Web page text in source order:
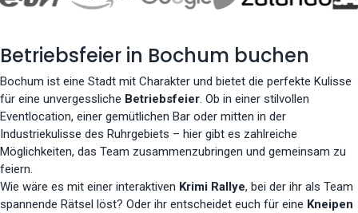
Betriebsfeier in Bochum buchen
Bochum ist eine Stadt mit Charakter und bietet die perfekte Kulisse
für eine unvergessliche Betriebsfeier. Ob in einer stilvollen
Eventlocation, einer gemütlichen Bar oder mitten in der
Industriekulisse des Ruhrgebiets – hier gibt es zahlreiche
Möglichkeiten, das Team zusammenzubringen und gemeinsam zu
feiern.
Wie wäre es mit einer interaktiven Krimi Rallye, bei der ihr als Team
spannende Rätsel löst? Oder ihr entscheidet euch für eine Kneipen